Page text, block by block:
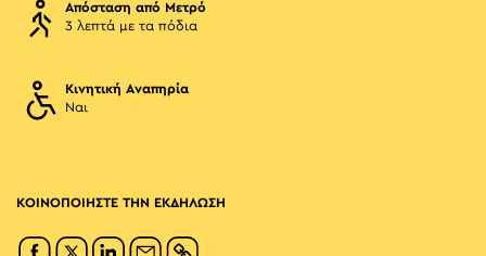
Απόσταση από Μετρό
3 λεπτά με τα πόδια
Κινητική Αναπηρία
Ναι
ΚΟΙΝΟΠΟΙΗΣΤΕ ΤΗΝ ΕΚΔΗΛΩΣΗ